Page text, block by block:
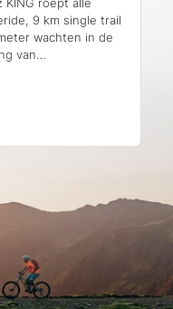
9 km single trail
wachten in de
van…